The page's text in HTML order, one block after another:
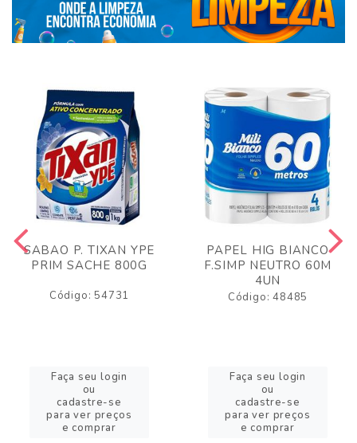
SABAO P. TIXAN YPE
PRIM SACHE 800G
Código: 54731
Faça seu login
ou
cadastre-se
para ver preços
e comprar
PAPEL HIG BIANCO
F.SIMP NEUTRO 60M
4UN
Código: 48485
Faça seu login
ou
cadastre-se
para ver preços
e comprar